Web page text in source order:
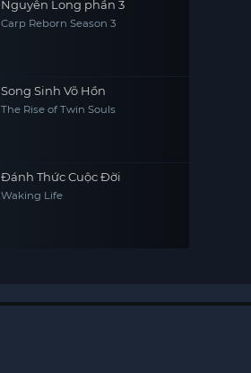
Nguyên Long phần 3
Carp Reborn Season 3
Song Sinh Võ Hồn
The Rise of Twin Souls
Đánh Thức Cuộc Đời
Waking Life